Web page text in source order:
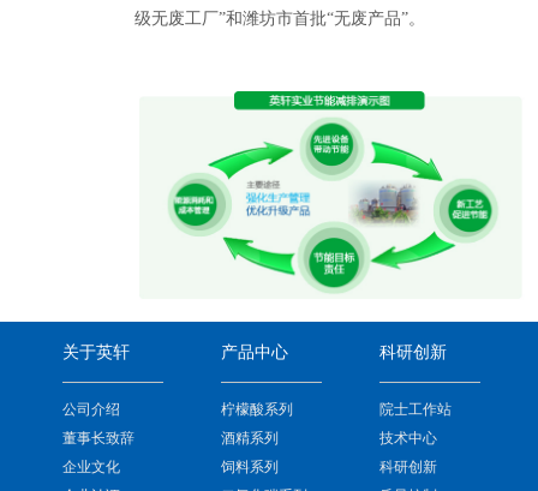
级无废工厂”和潍坊市首批“无废产品”。
关于英轩
公司介绍
董事长致辞
企业文化
产品中心
柠檬酸系列
酒精系列
饲料系列
科研创新
院士工作站
技术中心
科研创新